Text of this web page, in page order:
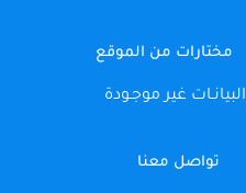
مختارات من الموقع
البيانـات غير موجـودة
تواصل معنا